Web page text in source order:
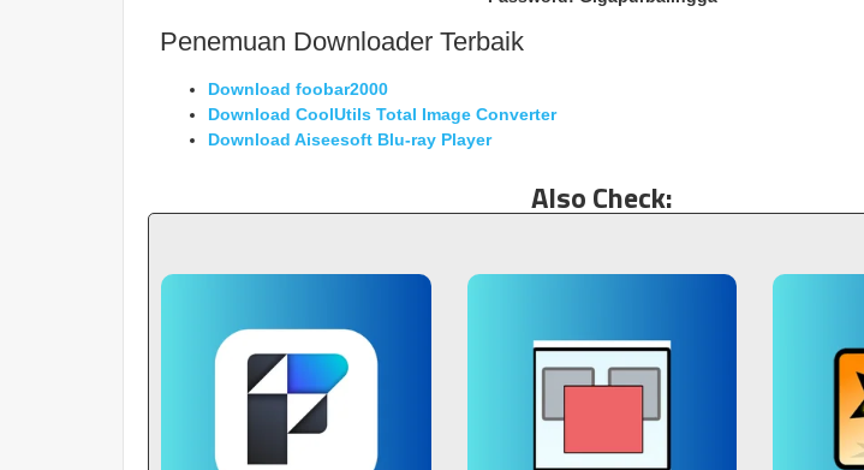
Penemuan Downloader Terbaik
Download foobar2000
Download CoolUtils Total Image Converter
Download Aiseesoft Blu-ray Player
Also Check: